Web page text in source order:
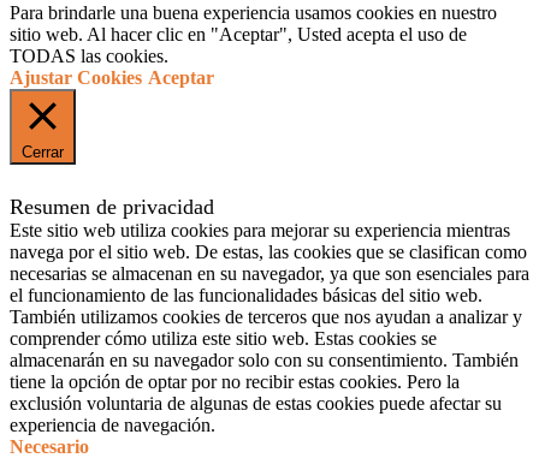
Para brindarle una buena experiencia usamos cookies en nuestro
sitio web. Al hacer clic en "Aceptar", Usted acepta el uso de
TODAS las cookies.
Ajustar Cookies Aceptar
Cerrar
Resumen de privacidad
Este sitio web utiliza cookies para mejorar su experiencia mientras
navega por el sitio web. De estas, las cookies que se clasifican como
necesarias se almacenan en su navegador, ya que son esenciales para
el funcionamiento de las funcionalidades básicas del sitio web.
También utilizamos cookies de terceros que nos ayudan a analizar y
comprender cómo utiliza este sitio web. Estas cookies se
almacenarán en su navegador solo con su consentimiento. También
tiene la opción de optar por no recibir estas cookies. Pero la
exclusión voluntaria de algunas de estas cookies puede afectar su
experiencia de navegación.
Necesario